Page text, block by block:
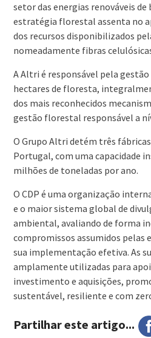
setor das energias renováveis de
estratégia florestal assenta no
dos recursos disponibilizados
nomeadamente fibras
A Altri é responsável pela gestão
hectares de floresta,
dos mais reconhecidos
gestão florestal responsável a
O Grupo Altri detém três
Portugal, com uma capacidade
milhões de toneladas por ano.
O CDP é uma organização
e o maior sistema global de
ambiental, avaliando de forma
compromissos assumidos pelas
sua implementação efetiva. As
amplamente utilizadas para
investimento e aquisições,
sustentável, resiliente e com
Partilhar este artigo...